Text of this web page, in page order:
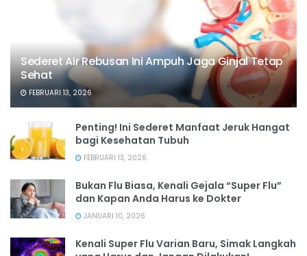
Sederet Air Rebusan Ini Ampuh Jaga Ginjal Tetap
Sehat
FEBRUARI 13, 2026
Penting! Ini Sederet Manfaat Jeruk Hangat
bagi Kesehatan Tubuh
FEBRUARI 13, 2026
Bukan Flu Biasa, Kenali Gejala “Super Flu”
dan Kapan Anda Harus ke Dokter
JANUARI 10, 2026
Kenali Super Flu Varian Baru, Simak Langkah